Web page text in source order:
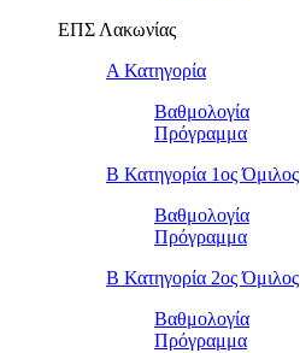
ΕΠΣ Λακωνίας
Α Κατηγορία
Βαθμολογία
Πρόγραμμα
Β Κατηγορία 1ος Όμιλος
Βαθμολογία
Πρόγραμμα
Β Κατηγορία 2ος Όμιλος
Βαθμολογία
Πρόγραμμα